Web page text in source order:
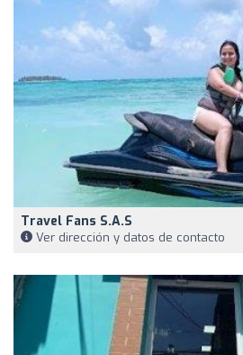
Travel Fans S.A.S
Ver dirección y datos de contacto